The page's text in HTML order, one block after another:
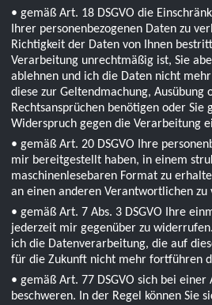
• gemäß Art. 18 DSGVO die
Ihrer personenbezogenen Daten zu
Richtigkeit der Daten von Ihnen
Verarbeitung unrechtmäßig ist, Sie
ablehnen und ich die Daten nicht
diese zur Geltendmachung, Ausübung
Rechtsansprüchen benötigen oder Sie
Widerspruch gegen die Verarbeitung
• gemäß Art. 20 DSGVO Ihre
mir bereitgestellt haben, in einem
maschinenlesebaren Format zu
an einen anderen Verantwortlichen zu
• gemäß Art. 7 Abs. 3 DSGVO Ihre
jederzeit mir gegenüber zu
ich die Datenverarbeitung, die auf
für die Zukunft nicht mehr fortführen
• gemäß Art. 77 DSGVO sich bei einer
beschweren. In der Regel können Sie